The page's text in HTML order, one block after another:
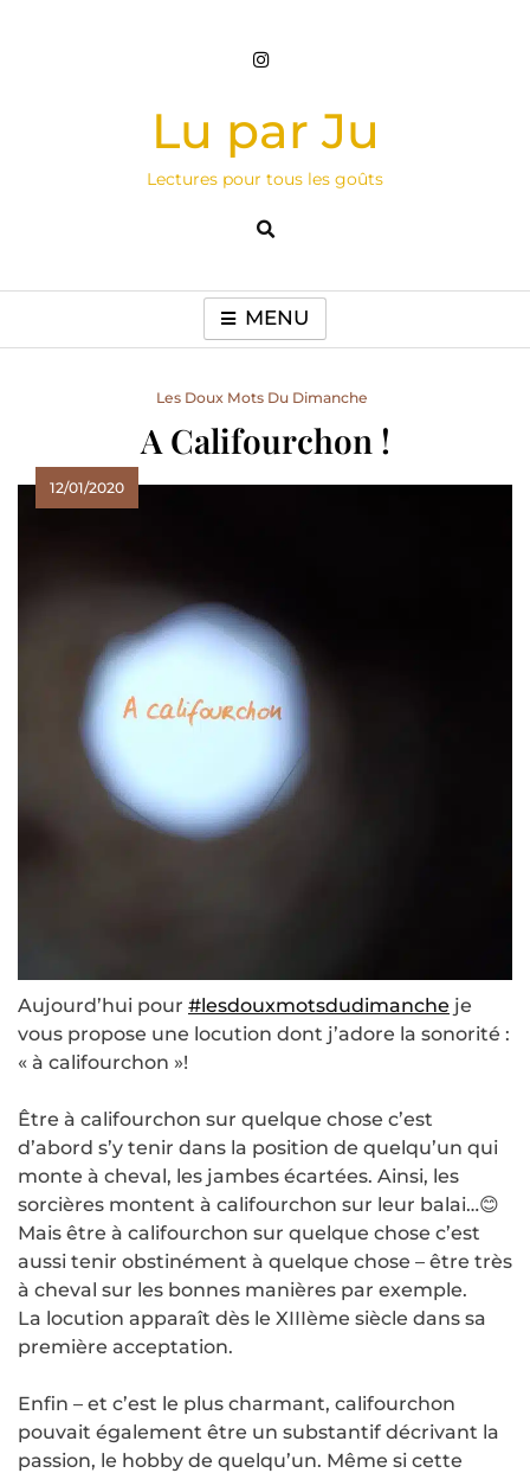
Lu par Ju
Lectures pour tous les goûts
MENU
Les Doux Mots Du Dimanche
A Califourchon !
12/01/2020
Aujourd’hui pour #lesdouxmotsdudimanche je
vous propose une locution dont j’adore la sonorité :
« à califourchon »!
Être à califourchon sur quelque chose c’est
d’abord s’y tenir dans la position de quelqu’un qui
monte à cheval, les jambes écartées. Ainsi, les
sorcières montent à califourchon sur leur balai…😊
Mais être à califourchon sur quelque chose c’est
aussi tenir obstinément à quelque chose – être très
à cheval sur les bonnes manières par exemple.
La locution apparaît dès le XIIIème siècle dans sa
première acceptation.
Enfin – et c’est le plus charmant, califourchon
pouvait également être un substantif décrivant la
passion, le hobby de quelqu’un. Même si cette